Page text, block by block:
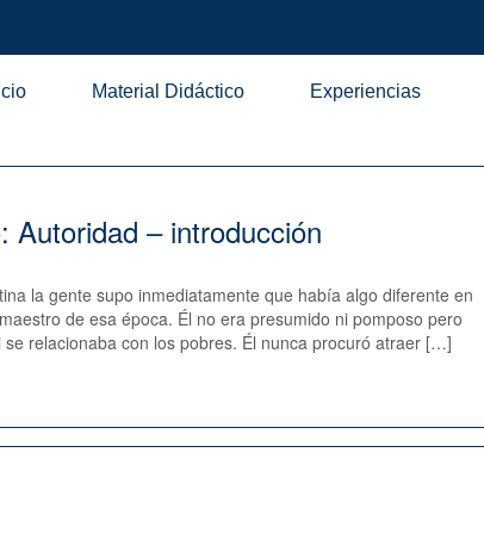
Material Didáctico Experiencias
Autoridad – introducción
la gente supo inmediatamente que había algo diferente en
de esa época. Él no era presumido ni pomposo pero
relacionaba con los pobres. Él nunca procuró atraer […]